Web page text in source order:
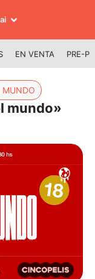
EN VENTA PRE-
MUNDO
mundo»